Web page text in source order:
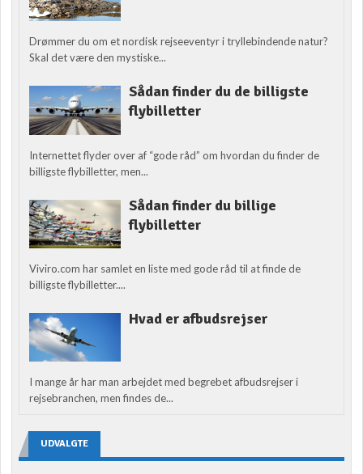
Drømmer du om et nordisk rejseeventyr i tryllebindende natur?
Skal det være den mystiske...
Sådan finder du de billigste
flybilletter
Internettet flyder over af “gode råd” om hvordan du finder de
billigste flybilletter, men...
Sådan finder du billige
flybilletter
Viviro.com har samlet en liste med gode råd til at finde de
billigste flybilletter....
Hvad er afbudsrejser
I mange år har man arbejdet med begrebet afbudsrejser i
rejsebranchen, men findes de...
UDVALGTE